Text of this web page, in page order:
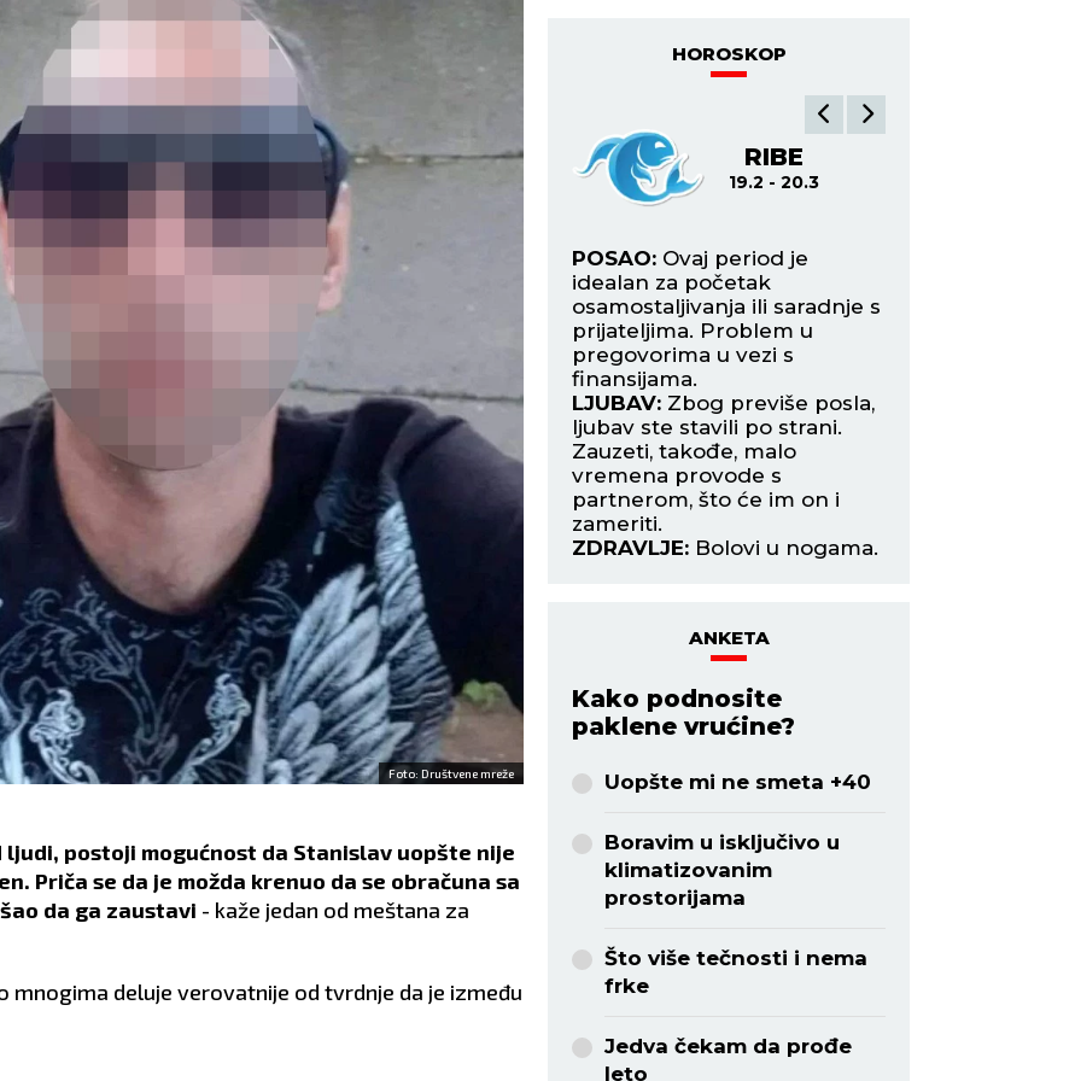
Foto: Društvene mreže
ljudi, postoji mogućnost da Stanislav uopšte nije
Priča se da je možda krenuo da se obračuna sa
da ga zaustavi - kaže jedan od meštana za
mnogima deluje verovatnije od tvrdnje da je između
HOROSKOP
JARAC
ili rade s
danas očekuje
obima posla.
Ovaj dan doneće
da upoznate
veoma harizmatičnu
na nekom
skupu.
Reumatske
VODOLIJA
Vodolije koje se bave
privatnim biznisom mogu
naići na probleme u
LJUBAV:
dopada počela je da
pokazuje da je
zainteresovana za vas.
Naizgled bezazlen flert može
prerasti u ozbiljnu vezu.
ZDRAVLJE: Loša cirkulacija.
RIBE
19.2 - 20.3
POSAO: Ovaj period je
idealan za početak
osamostaljivanja ili saradnje s
prijateljima. Problem u
pregovorima u vezi s
finansijama.
LJUBAV: Zbog previše posla,
ljubav ste stavili po strani.
Zauzeti, takođe, malo
vremena provode s
partnerom, što će im on i
zameriti.
ZDRAVLJE: Bolovi u nogama.
ANKETA
Kako podnosite
paklene vrućine?
Uopšte mi ne smeta +40
Boravim u isključivo u
klimatizovanim
prostorijama
Što više tečnosti i nema
frke
Jedva čekam da prođe
leto